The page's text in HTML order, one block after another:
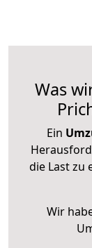
Was
Ein
die Last zu
Wir